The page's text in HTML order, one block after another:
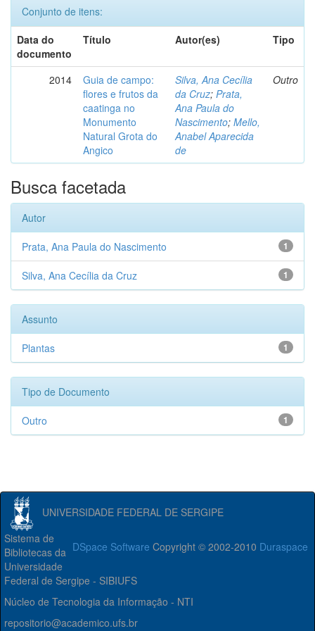
Conjunto de itens:
Data do
documento
Título Autor(es) Tipo
2014
Guia de campo:
flores e frutos da
caatinga no
Monumento
Natural Grota do
Angico
Silva, Ana Cecília
da Cruz; Prata,
Ana Paula do
Nascimento; Mello,
Anabel Aparecida
de
Outro
Busca facetada
Autor
1
Prata, Ana Paula do Nascimento
1
Silva, Ana Cecília da Cruz
Assunto
1
Plantas
Tipo de Documento
1
Outro
UNIVERSIDADE FEDERAL DE SERGIPE
DSpace Software Copyright © 2002-2010 Duraspace
Sistema de
Bibliotecas da
Universidade
Federal de Sergipe - SIBIUFS
Núcleo de Tecnologia da Informação - NTI
repositorio@academico.ufs.br